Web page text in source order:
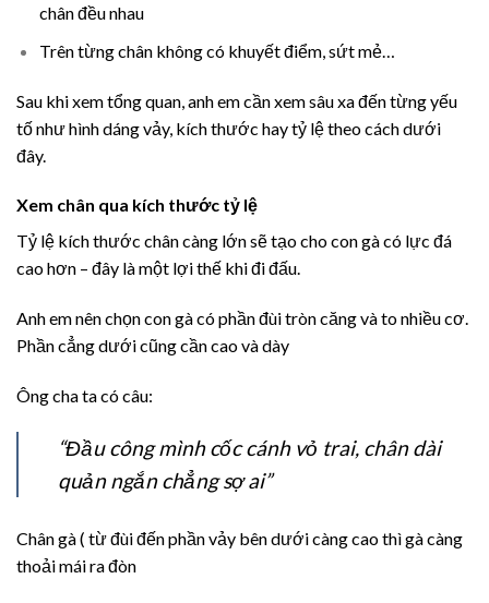
chân đều nhau
Trên từng chân không có khuyết điểm, sứt mẻ…
Sau khi xem tổng quan, anh em cần xem sâu xa đến từng yếu
tố như hình dáng vảy, kích thước hay tỷ lệ theo cách dưới
đây.
Xem chân qua kích thước tỷ lệ
Tỷ lệ kích thước chân càng lớn sẽ tạo cho con gà có lực đá
cao hơn – đây là một lợi thế khi đi đấu.
Anh em nên chọn con gà có phần đùi tròn căng và to nhiều cơ.
Phần cẳng dưới cũng cần cao và dày
Ông cha ta có câu:
“Đầu công mình cốc cánh vỏ trai, chân dài
quản ngắn chẳng sợ ai”
Chân gà ( từ đùi đến phần vảy bên dưới càng cao thì gà càng
thoải mái ra đòn